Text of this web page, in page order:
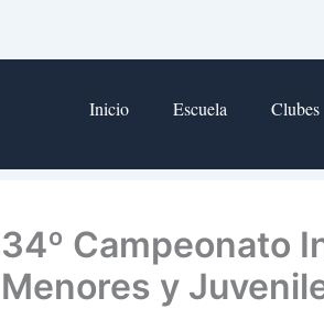
Inicio Escuela Clubes
34º Campeonato
Menores y